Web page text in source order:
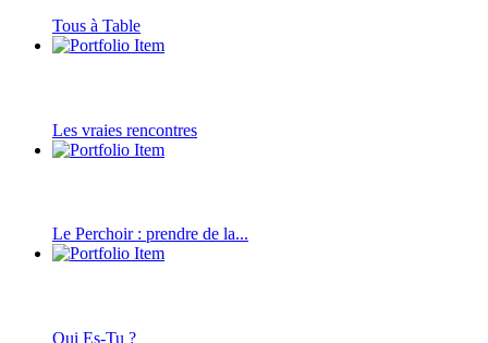
Tous à Table
Les vraies rencontres
Le Perchoir : prendre de la...
Qui Es-Tu ?